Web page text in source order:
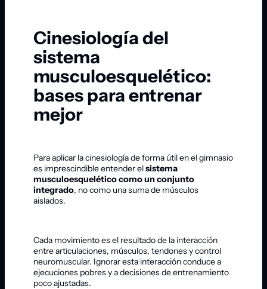
Cinesiología del
sistema
musculoesquelético:
bases para entrenar
mejor
Para aplicar la cinesiología de forma útil en el gimnasio
es imprescindible entender elsistema
musculoesquelético como un conjunto
integrado, no como una suma de músculos
aislados.
Cada movimiento es el resultado de la interacción
entre articulaciones, músculos, tendones y control
neuromuscular. Ignorar esta interacción conduce a
ejecuciones pobres y a decisiones de entrenamiento
poco ajustadas.